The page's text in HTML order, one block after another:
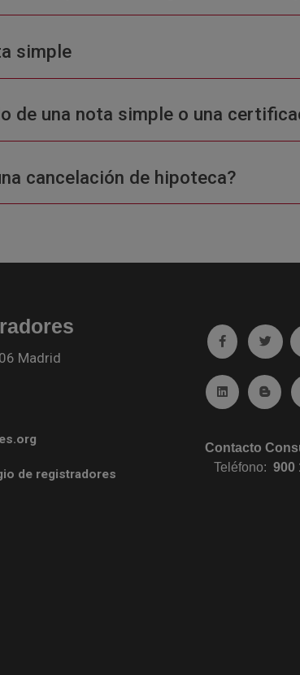
simple
de una nota simple o una
cancelación de hipoteca?
Madrid
de registradores
Ir a facebook
Ir a
Ir a Linkedin
Ir al
Contacto
Teléfono:900